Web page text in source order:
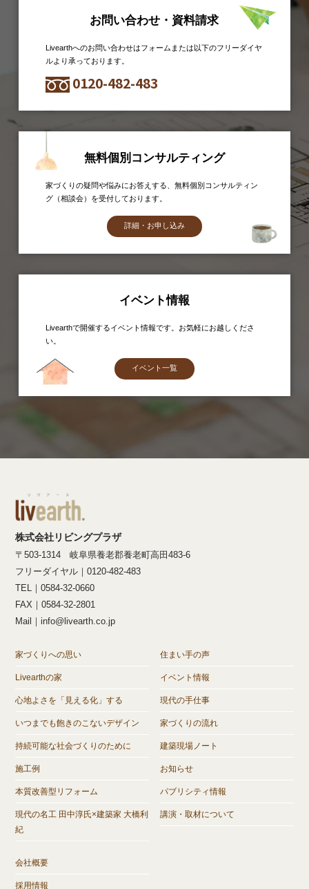
お問い合わせ・資料請求
Livearthへのお問い合わせはフォームまたは以下のフリーダイヤ
ルより承っております。
0120-482-483
無料個別コンサルティング
家づくりの疑問や悩みにお答えする、無料個別コンサルティン
グ（相談会）を受付しております。
詳細・お申し込み
イベント情報
Livearthで開催するイベント情報です。お気軽にお越しくださ
い。
イベント一覧
株式会社リビングプラザ
〒503-1314 岐阜県養老郡養老町高田483-6
フリーダイヤル｜0120-482-483
TEL｜0584-32-0660
FAX｜0584-32-2801
Mail｜info@livearth.co.jp
家づくりへの思い
Livearthの家
心地よさを「見える化」する
いつまでも飽きのこないデザイン
持続可能な社会づくりのために
施工例
本質改善型リフォーム
現代の名工 田中淳氏×建築家 大橋利
紀
住まい手の声
イベント情報
現代の手仕事
家づくりの流れ
建築現場ノート
お知らせ
パブリシティ情報
講演・取材について
会社概要
採用情報